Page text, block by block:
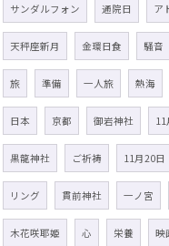
サンダルフォン 通院日 ア
天秤座新月 金環日食 騒音
旅 準備 一人旅 熱海
日本 京都 御岩神社 11
黒龍神社 ご祈祷 11月20日
リング 貫前神社 一ノ宮
木花咲耶姫 心 栄養 映